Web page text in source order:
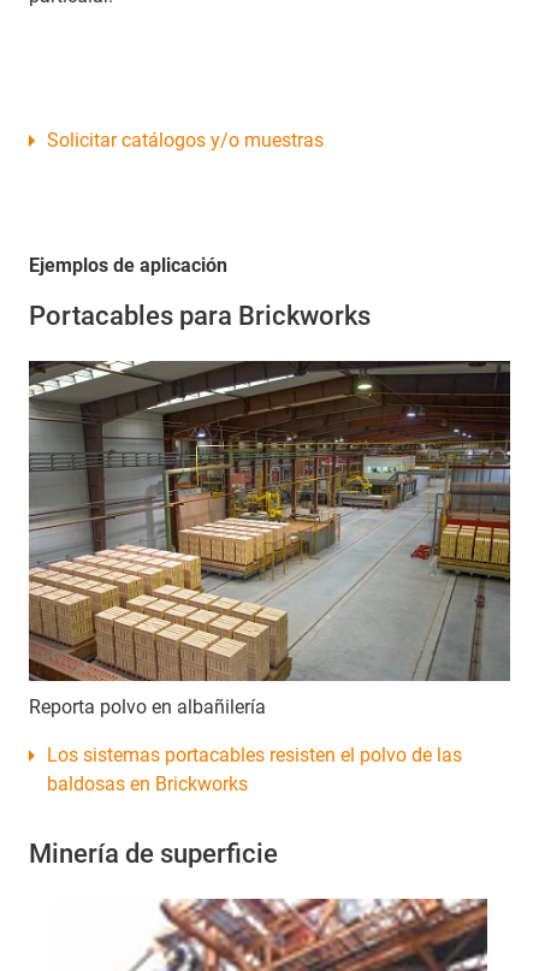
Solicitar catálogos y/o muestras
Ejemplos de aplicación
Portacables para Brickworks
Reporta polvo en albañilería
Los sistemas portacables resisten el polvo de las
baldosas en Brickworks
Minería de superficie